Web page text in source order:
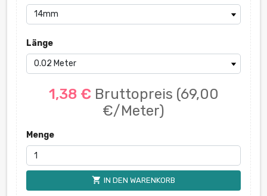
Länge
1,38 € Bruttopreis (69,00
€/Meter)
Menge
shopping_cart IN DEN WARENKORB